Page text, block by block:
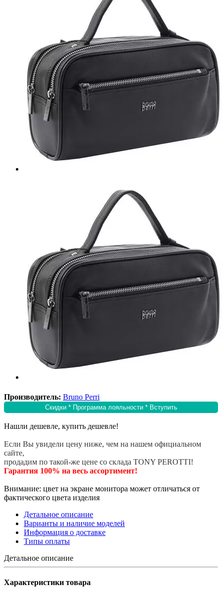
Производитель: Bruno Perri
Скидки * Программа лояльности * Вступить
Нашли дешевле, купить дешевле!
Если Вы увидели цену ниже, чем на нашем официальном
сайте,
продадим по такой-же цене со склада TONY PEROTTI!
Гарантия 100% на весь ассортимент!
Внимание: цвет на экране монитора может отличаться от
фактического цвета изделия
Детальное описание
Варианты и наличие моделей
Информация о доставке
Типы оплаты
Детальное описание
Характеристики товара